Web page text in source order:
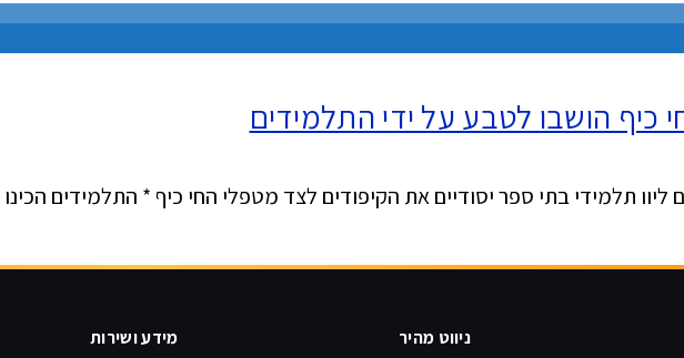
כיף הושבו לטבע על ידי התלמידים
תלמידי בתי ספר יסודיים את הקיפודים לצד מטפלי החי כיף * התלמידים הכינו
ניווט מהיר מידע ושירות